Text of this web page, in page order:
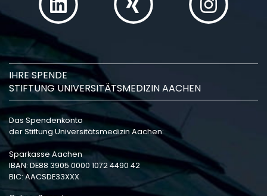
IHRE SPENDE
STIFTUNG UNIVERSITÄTSMEDIZIN AACHEN
Das Spendenkonto
der Stiftung Universitätsmedizin Aachen:
Sparkasse Aachen
IBAN: DE88 3905 0000 1072 4490 42
BIC: AACSDE33XXX